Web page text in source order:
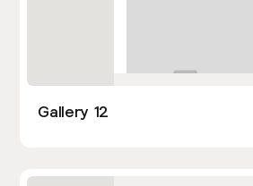
Gallery 12